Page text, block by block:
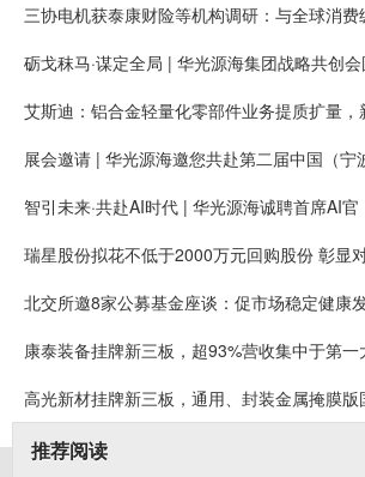
砺戈秣马·谋定全局 | 华光源海集团战略共创
瑞星股份拟花不低于2000万元回购股份 彰显
康泰装备挂牌新三板，超93%营收集中于第一
推荐阅读